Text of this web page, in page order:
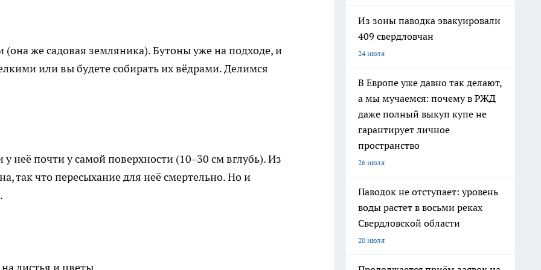
же садовая земляника). Бутоны уже на подходе, и
или вы будете собирать их вёдрами. Делимся
почти у самой поверхности (10–30 см вглубь). Из
так что пересыхание для неё смертельно. Но и
.
Из зоны паводка эвакуировали
409 свердловчан
24 июля
В Европе уже давно так делают,
а мы мучаемся: почему в РЖД
даже полный выкуп купе не
гарантирует личное
пространство
26 июля
Паводок не отступает: уровень
воды растет в восьми реках
Свердловской области
20 июля